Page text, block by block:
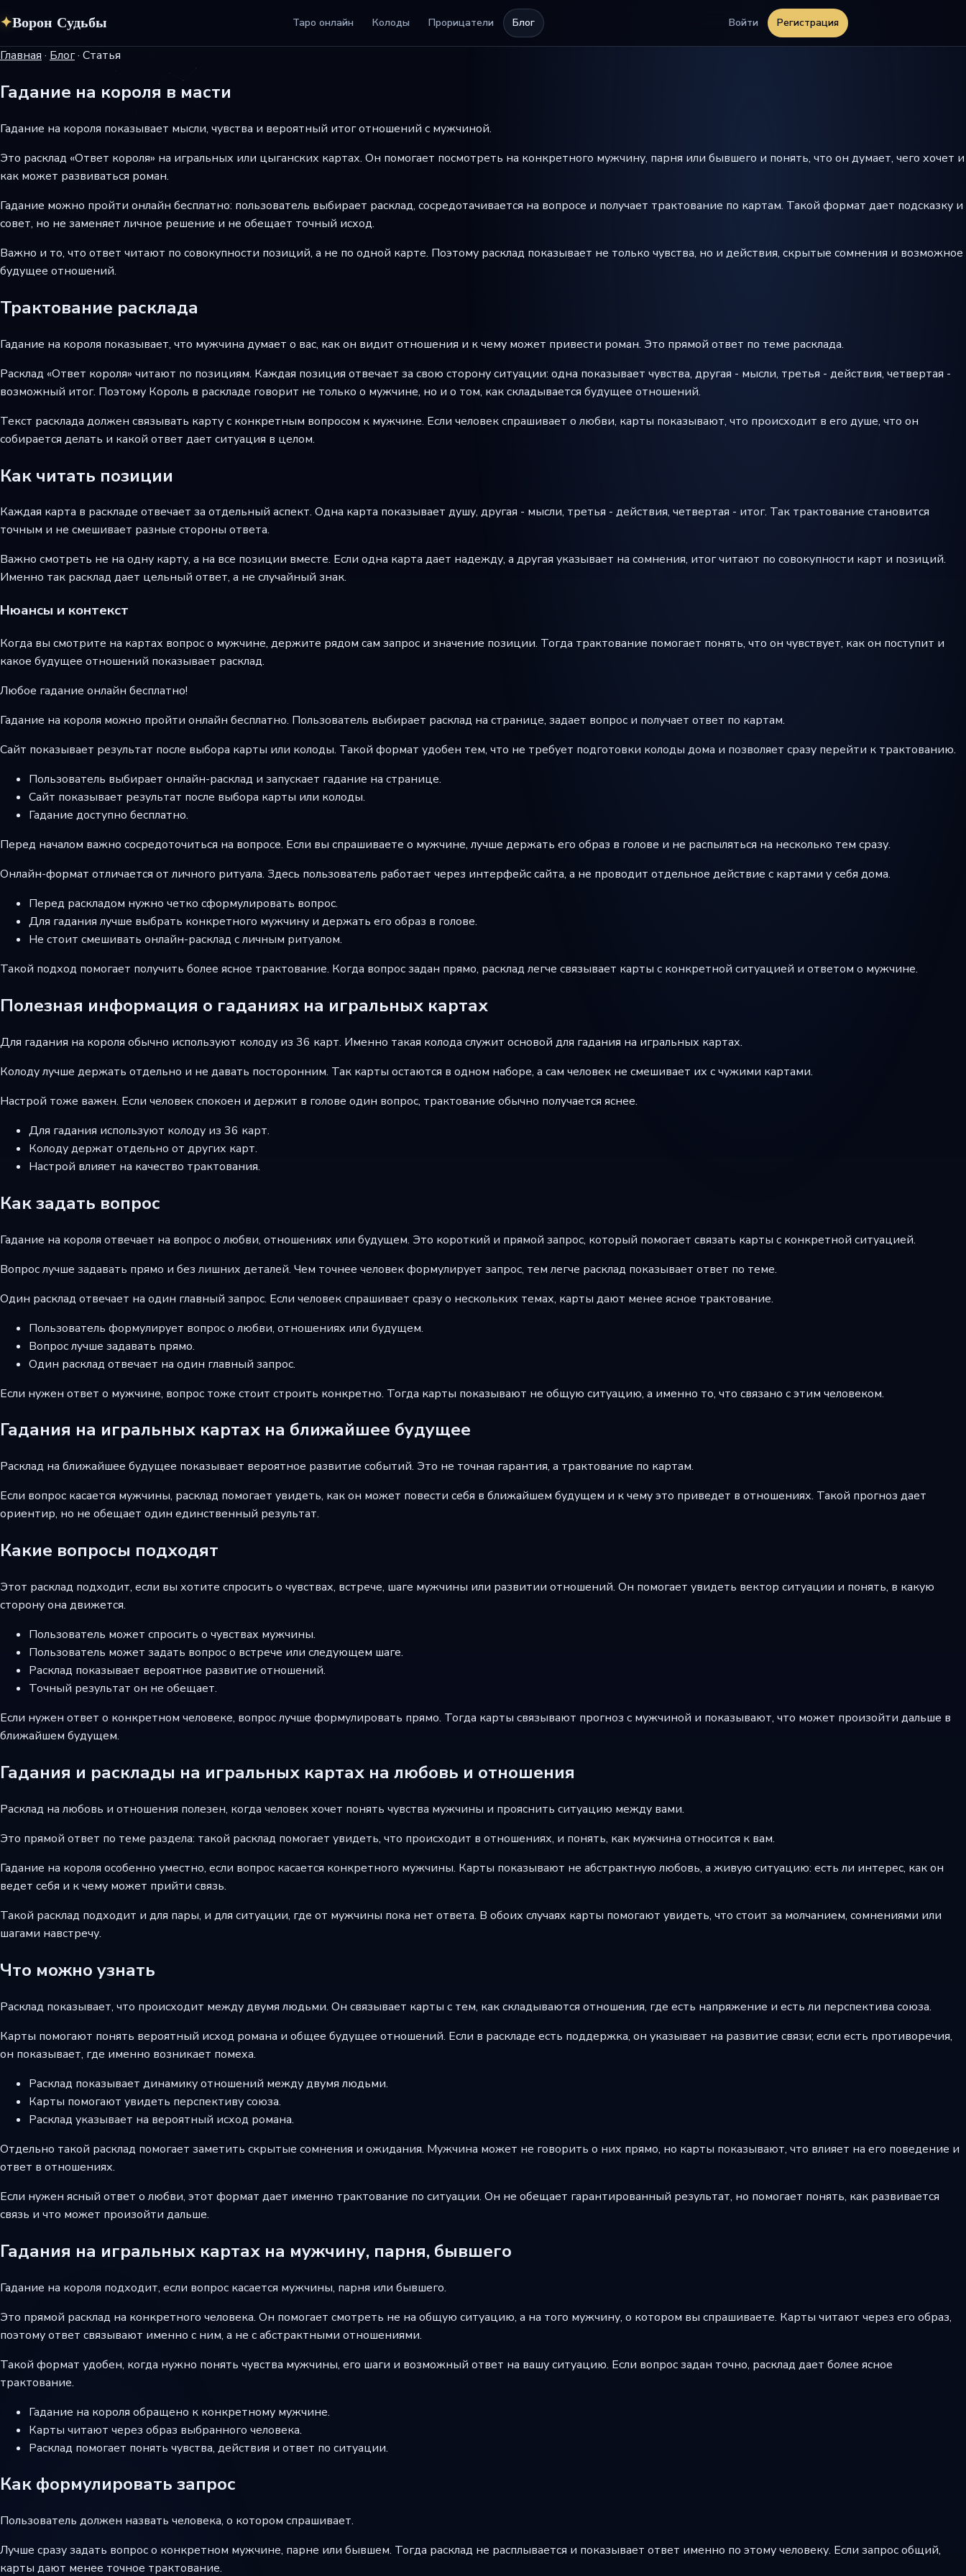
✦Ворон Судьбы Таро онлайн Колоды Прорицатели Блог Войти Регистрация
Главная · Блог· Статья
Гадание на короля в масти
Гадание на короля показывает мысли, чувства и вероятный итог отношений с мужчиной.
Это расклад «Ответ короля» на игральных или цыганских картах. Он помогает посмотреть на конкретного мужчину, парня или бывшего и понять, что он думает, чего хочет и
как может развиваться роман.
Гадание можно пройти онлайн бесплатно: пользователь выбирает расклад, сосредотачивается на вопросе и получает трактование по картам. Такой формат дает подсказку и
совет, но не заменяет личное решение и не обещает точный исход.
Важно и то, что ответ читают по совокупности позиций, а не по одной карте. Поэтому расклад показывает не только чувства, но и действия, скрытые сомнения и возможное
будущее отношений.
Трактование расклада
Гадание на короля показывает, что мужчина думает о вас, как он видит отношения и к чему может привести роман. Это прямой ответ по теме расклада.
Расклад «Ответ короля» читают по позициям. Каждая позиция отвечает за свою сторону ситуации: одна показывает чувства, другая - мысли, третья - действия, четвертая -
возможный итог. Поэтому Король в раскладе говорит не только о мужчине, но и о том, как складывается будущее отношений.
Текст расклада должен связывать карту с конкретным вопросом к мужчине. Если человек спрашивает о любви, карты показывают, что происходит в его душе, что он
собирается делать и какой ответ дает ситуация в целом.
Как читать позиции
Каждая карта в раскладе отвечает за отдельный аспект. Одна карта показывает душу, другая - мысли, третья - действия, четвертая - итог. Так трактование становится
точным и не смешивает разные стороны ответа.
Важно смотреть не на одну карту, а на все позиции вместе. Если одна карта дает надежду, а другая указывает на сомнения, итог читают по совокупности карт и позиций.
Именно так расклад дает цельный ответ, а не случайный знак.
Нюансы и контекст
Когда вы смотрите на картах вопрос о мужчине, держите рядом сам запрос и значение позиции. Тогда трактование помогает понять, что он чувствует, как он поступит и
какое будущее отношений показывает расклад.
Любое гадание онлайн бесплатно!
Гадание на короля можно пройти онлайн бесплатно. Пользователь выбирает расклад на странице, задает вопрос и получает ответ по картам.
Сайт показывает результат после выбора карты или колоды. Такой формат удобен тем, что не требует подготовки колоды дома и позволяет сразу перейти к трактованию.
Пользователь выбирает онлайн-расклад и запускает гадание на странице.
Сайт показывает результат после выбора карты или колоды.
Гадание доступно бесплатно.
Перед началом важно сосредоточиться на вопросе. Если вы спрашиваете о мужчине, лучше держать его образ в голове и не распыляться на несколько тем сразу.
Онлайн-формат отличается от личного ритуала. Здесь пользователь работает через интерфейс сайта, а не проводит отдельное действие с картами у себя дома.
Перед раскладом нужно четко сформулировать вопрос.
Для гадания лучше выбрать конкретного мужчину и держать его образ в голове.
Не стоит смешивать онлайн-расклад с личным ритуалом.
Такой подход помогает получить более ясное трактование. Когда вопрос задан прямо, расклад легче связывает карты с конкретной ситуацией и ответом о мужчине.
Полезная информация о гаданиях на игральных картах
Для гадания на короля обычно используют колоду из 36 карт. Именно такая колода служит основой для гадания на игральных картах.
Колоду лучше держать отдельно и не давать посторонним. Так карты остаются в одном наборе, а сам человек не смешивает их с чужими картами.
Настрой тоже важен. Если человек спокоен и держит в голове один вопрос, трактование обычно получается яснее.
Для гадания используют колоду из 36 карт.
Колоду держат отдельно от других карт.
Настрой влияет на качество трактования.
Как задать вопрос
Гадание на короля отвечает на вопрос о любви, отношениях или будущем. Это короткий и прямой запрос, который помогает связать карты с конкретной ситуацией.
Вопрос лучше задавать прямо и без лишних деталей. Чем точнее человек формулирует запрос, тем легче расклад показывает ответ по теме.
Один расклад отвечает на один главный запрос. Если человек спрашивает сразу о нескольких темах, карты дают менее ясное трактование.
Пользователь формулирует вопрос о любви, отношениях или будущем.
Вопрос лучше задавать прямо.
Один расклад отвечает на один главный запрос.
Если нужен ответ о мужчине, вопрос тоже стоит строить конкретно. Тогда карты показывают не общую ситуацию, а именно то, что связано с этим человеком.
Гадания на игральных картах на ближайшее будущее
Расклад на ближайшее будущее показывает вероятное развитие событий. Это не точная гарантия, а трактование по картам.
Если вопрос касается мужчины, расклад помогает увидеть, как он может повести себя в ближайшем будущем и к чему это приведет в отношениях. Такой прогноз дает
ориентир, но не обещает один единственный результат.
Какие вопросы подходят
Этот расклад подходит, если вы хотите спросить о чувствах, встрече, шаге мужчины или развитии отношений. Он помогает увидеть вектор ситуации и понять, в какую
сторону она движется.
Пользователь может спросить о чувствах мужчины.
Пользователь может задать вопрос о встрече или следующем шаге.
Расклад показывает вероятное развитие отношений.
Точный результат он не обещает.
Если нужен ответ о конкретном человеке, вопрос лучше формулировать прямо. Тогда карты связывают прогноз с мужчиной и показывают, что может произойти дальше в
ближайшем будущем.
Гадания и расклады на игральных картах на любовь и отношения
Расклад на любовь и отношения полезен, когда человек хочет понять чувства мужчины и прояснить ситуацию между вами.
Это прямой ответ по теме раздела: такой расклад помогает увидеть, что происходит в отношениях, и понять, как мужчина относится к вам.
Гадание на короля особенно уместно, если вопрос касается конкретного мужчины. Карты показывают не абстрактную любовь, а живую ситуацию: есть ли интерес, как он
ведет себя и к чему может прийти связь.
Такой расклад подходит и для пары, и для ситуации, где от мужчины пока нет ответа. В обоих случаях карты помогают увидеть, что стоит за молчанием, сомнениями или
шагами навстречу.
Что можно узнать
Расклад показывает, что происходит между двумя людьми. Он связывает карты с тем, как складываются отношения, где есть напряжение и есть ли перспектива союза.
Карты помогают понять вероятный исход романа и общее будущее отношений. Если в раскладе есть поддержка, он указывает на развитие связи; если есть противоречия,
он показывает, где именно возникает помеха.
Расклад показывает динамику отношений между двумя людьми.
Карты помогают увидеть перспективу союза.
Расклад указывает на вероятный исход романа.
Отдельно такой расклад помогает заметить скрытые сомнения и ожидания. Мужчина может не говорить о них прямо, но карты показывают, что влияет на его поведение и
ответ в отношениях.
Если нужен ясный ответ о любви, этот формат дает именно трактование по ситуации. Он не обещает гарантированный результат, но помогает понять, как развивается
связь и что может произойти дальше.
Гадания на игральных картах на мужчину, парня, бывшего
Гадание на короля подходит, если вопрос касается мужчины, парня или бывшего.
Это прямой расклад на конкретного человека. Он помогает смотреть не на общую ситуацию, а на того мужчину, о котором вы спрашиваете. Карты читают через его образ,
поэтому ответ связывают именно с ним, а не с абстрактными отношениями.
Такой формат удобен, когда нужно понять чувства мужчины, его шаги и возможный ответ на вашу ситуацию. Если вопрос задан точно, расклад дает более ясное
трактование.
Гадание на короля обращено к конкретному мужчине.
Карты читают через образ выбранного человека.
Расклад помогает понять чувства, действия и ответ по ситуации.
Как формулировать запрос
Пользователь должен назвать человека, о котором спрашивает.
Лучше сразу задать вопрос о конкретном мужчине, парне или бывшем. Тогда расклад не расплывается и показывает ответ именно по этому человеку. Если запрос общий,
карты дают менее точное трактование.